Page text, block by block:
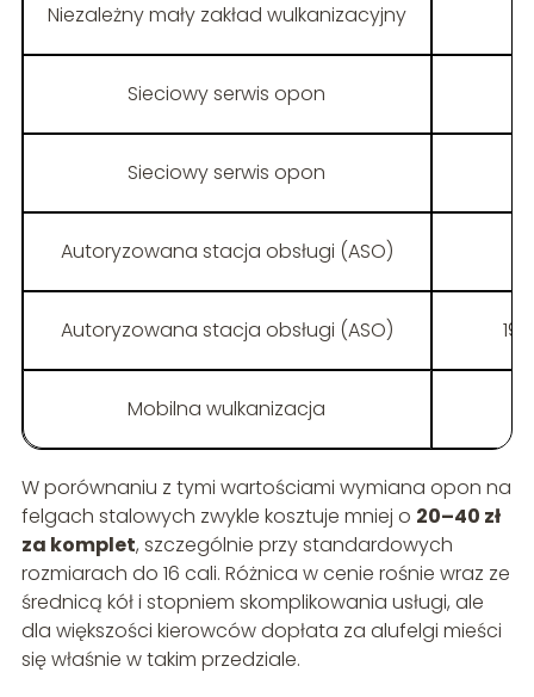
Niezależny mały zakład wulkanizacyjny
Sieciowy serwis opon
Sieciowy serwis opon
Autoryzowana stacja obsługi (ASO)
Autoryzowana stacja obsługi (ASO) 19
Mobilna wulkanizacja
W porównaniu z tymi wartościami wymiana opon na
felgach stalowych zwykle kosztuje mniej o 20–40 zł
za komplet, szczególnie przy standardowych
rozmiarach do 16 cali. Różnica w cenie rośnie wraz ze
średnicą kół i stopniem skomplikowania usługi, ale
dla większości kierowców dopłata za alufelgi mieści
się właśnie w takim przedziale.